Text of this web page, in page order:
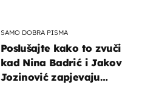
SAMO DOBRA PISMA
Poslušajte kako to zvuči
kad Nina Badrić i Jakov
Jozinović zapjevaju